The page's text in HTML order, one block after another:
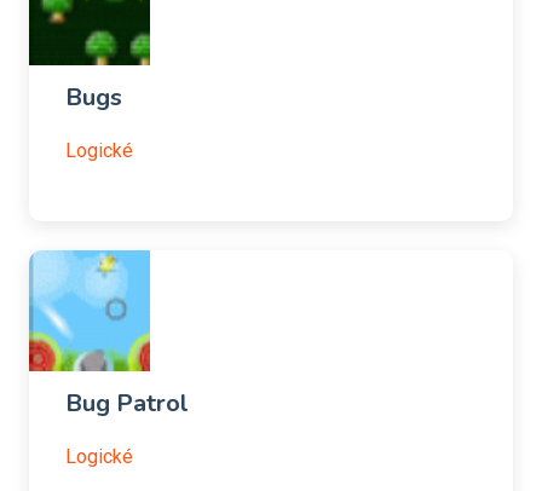
Bugs
Logické
Bug Patrol
Logické